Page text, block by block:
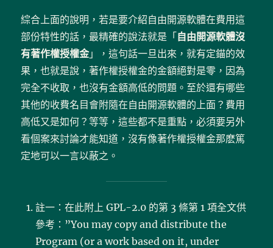
綜合上面的說明，若是要介紹自由開源軟體在費用這
部份特性的話，最精確的說法就是「自由開源軟體沒
有著作權授權金」，這句話一旦出來，就有定錨的效
果，也就是說，著作權授權金的金額絕對是零，因為
完全不收取，也沒有金額高低的問題。至於還有哪些
其他的收費名目會附隨在自由開源軟體的上面？費用
高低又是如何？等等，這些都不是重點，必須要另外
看個案來討論才能知道，沒有像著作權授權金那麽篤
定地可以一言以蔽之。
註一：在此附上 GPL-2.0 的第 3 條第 1 項全文供
參考：”You may copy and distribute the
Program (or a work based on it, under